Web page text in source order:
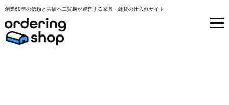
創業60年の信頼と実績不二貿易が運営する家具・雑貨の仕入れサイト